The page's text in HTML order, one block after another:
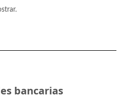
bancarias